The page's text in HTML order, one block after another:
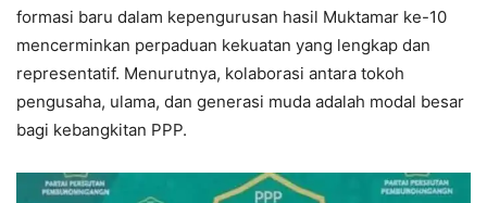
formasi baru dalam kepengurusan hasil Muktamar ke-10
mencerminkan perpaduan kekuatan yang lengkap dan
representatif. Menurutnya, kolaborasi antara tokoh
pengusaha, ulama, dan generasi muda adalah modal besar
bagi kebangkitan PPP.